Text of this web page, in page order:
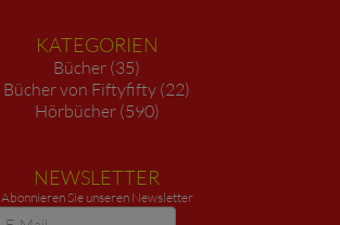
KATEGORIEN
Bücher (35)
Bücher von Fiftyfifty (22)
Hörbücher (590)
NEWSLETTER
Abonnieren Sie unseren Newsletter
Newsletter